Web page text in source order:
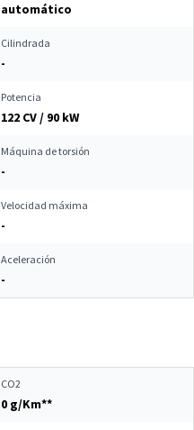
automático
Cilindrada
-
Potencia
122 CV / 90 kW
Máquina de torsión
-
Velocidad máxima
-
Aceleración
-
CO2
0 g/Km**